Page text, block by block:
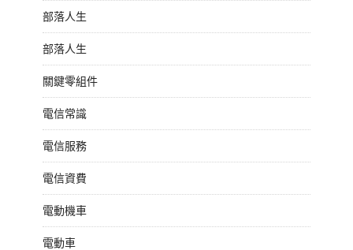
部落人生
部落人生
關鍵零組件
電信常識
電信服務
電信資費
電動機車
電動車